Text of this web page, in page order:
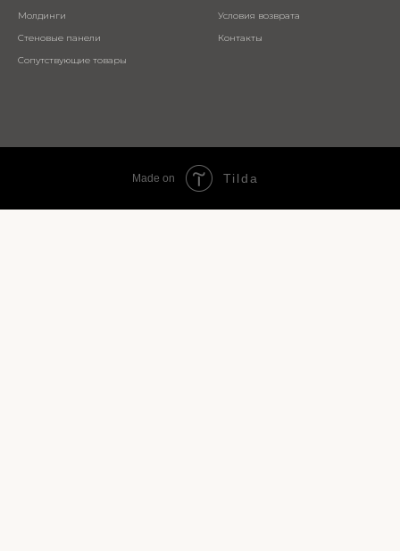
Молдинги
Стеновые панели
Сопутствующие товары
Условия возврата
Контакты
Made on Tilda